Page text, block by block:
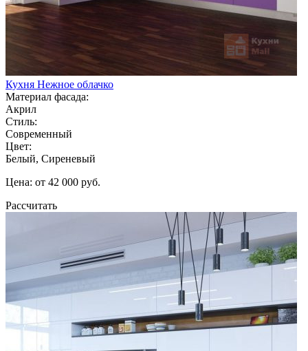
Кухня Нежное облачко
Материал фасада:
Акрил
Стиль:
Современный
Цвет:
Белый, Сиреневый
Цена: от 42 000 руб.
Рассчитать